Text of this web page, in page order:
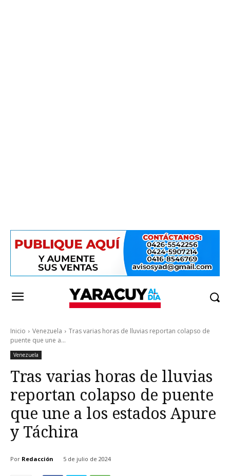
Inicio Venezuela
Tras varias horas de lluvias reportan colapso de
puente que une a...
Venezuela
Tras varias horas de lluvias
reportan colapso de puente
que une a los estados Apure
y Táchira
Por Redacción 5 de julio de 2024